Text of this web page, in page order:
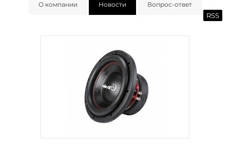
О компании Новости Вопрос-ответ
RSS